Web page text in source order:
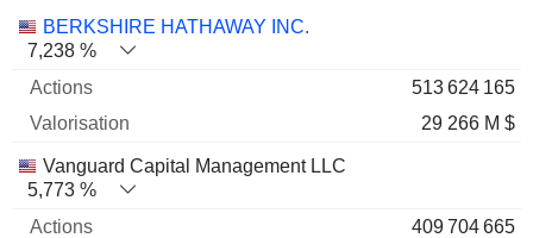
Nom Actions % Valorisation
BERKSHIRE HATHAWAY INC.
7,238 %
513 624 165
29 266 M $
Vanguard Capital Management LLC
5,773 %
409 704 665